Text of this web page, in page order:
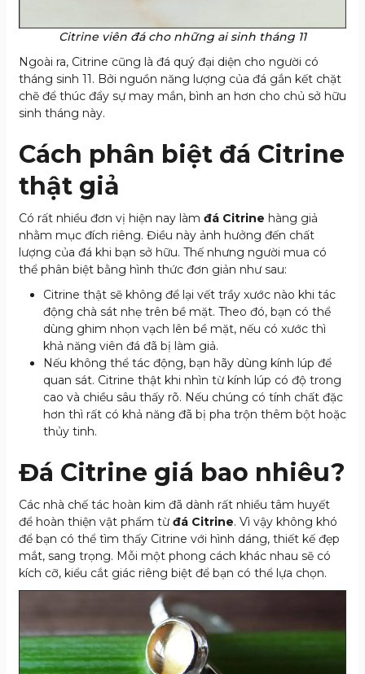
Citrine viên đá cho những ai sinh tháng 11
Ngoài ra, Citrine cũng là đá quý đại diện cho người có
tháng sinh 11. Bởi nguồn năng lượng của đá gắn kết chặt
chẽ để thúc đẩy sự may mắn, bình an hơn cho chủ sở hữu
sinh tháng này.
Cách phân biệt đá Citrine
thật giả
Có rất nhiều đơn vị hiện nay làm đá Citrine hàng giả
nhằm mục đích riêng. Điều này ảnh hưởng đến chất
lượng của đá khi bạn sở hữu. Thế nhưng người mua có
thể phân biệt bằng hình thức đơn giản như sau:
Citrine thật sẽ không để lại vết trầy xước nào khi tác
động chà sát nhẹ trên bề mặt. Theo đó, bạn có thể
dùng ghim nhọn vạch lên bề mặt, nếu có xước thì
khả năng viên đá đã bị làm giả.
Nếu không thể tác động, bạn hãy dùng kính lúp để
quan sát. Citrine thật khi nhìn từ kính lúp có độ trong
cao và chiều sâu thấy rõ. Nếu chúng có tính chất đặc
hơn thì rất có khả năng đã bị pha trộn thêm bột hoặc
thủy tinh.
Đá Citrine giá bao nhiêu?
Các nhà chế tác hoàn kim đã dành rất nhiều tâm huyết
để hoàn thiện vật phẩm từđá Citrine. Vì vậy không khó
để bạn có thể tìm thấy Citrine với hình dáng, thiết kế đẹp
mắt, sang trọng. Mỗi một phong cách khác nhau sẽ có
kích cỡ, kiểu cắt giác riêng biệt để bạn có thể lựa chọn.